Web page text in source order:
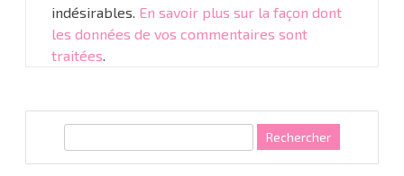
indésirables. En savoir plus sur la façon dont
les données de vos commentaires sont
traitées.